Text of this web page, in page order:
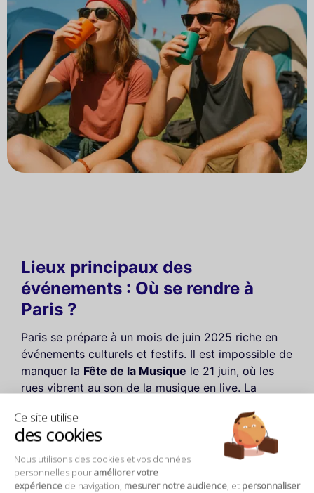
Ce site utilise
des cookies
Nous utilisons des cookies et vos données
personnelles pouraméliorer votre
expérience de navigation, mesurer notre audience, et personnaliser
Lieux principaux des
événements : Où se rendre à
Paris ?
Paris se prépare à un mois de juin 2025 riche en
événements culturels et festifs. Il est impossible de
manquer la Fête de la Musique le 21 juin, où les
rues vibrent au son de la musique en live. La
de rassembler des milliers de personnes dans une
ambiance colorée et festive.
Pour les amateurs de mode, la
masculine se tiendra du 24 au 29 juin, mettant en